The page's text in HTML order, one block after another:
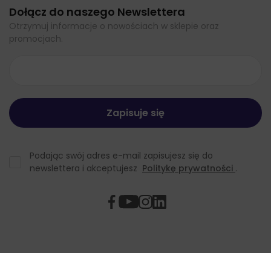
Dołącz do naszego Newslettera
Otrzymuj informacje o nowościach w sklepie oraz
promocjach.
Podając swój adres e-mail zapisujesz się do
newslettera i akceptujesz Politykę prywatności .